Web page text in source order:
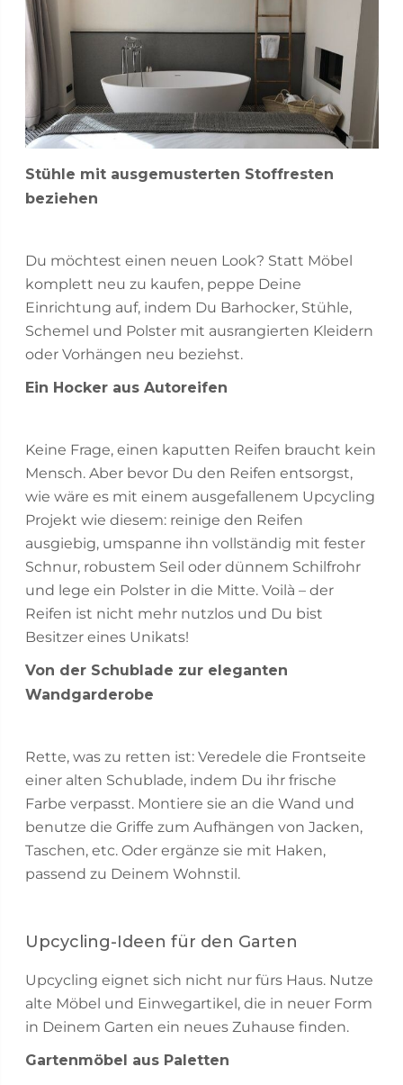
Stühle mit ausgemusterten Stoffresten
beziehen
Du möchtest einen neuen Look? Statt Möbel
komplett neu zu kaufen, peppe Deine
Einrichtung auf, indem Du Barhocker, Stühle,
Schemel und Polster mit ausrangierten Kleidern
oder Vorhängen neu beziehst.
Ein Hocker aus Autoreifen
Keine Frage, einen kaputten Reifen braucht kein
Mensch. Aber bevor Du den Reifen entsorgst,
wie wäre es mit einem ausgefallenem Upcycling
Projekt wie diesem: reinige den Reifen
ausgiebig, umspanne ihn vollständig mit fester
Schnur, robustem Seil oder dünnem Schilfrohr
und lege ein Polster in die Mitte. Voilà – der
Reifen ist nicht mehr nutzlos und Du bist
Besitzer eines Unikats!
Von der Schublade zur eleganten
Wandgarderobe
Rette, was zu retten ist: Veredele die Frontseite
einer alten Schublade, indem Du ihr frische
Farbe verpasst. Montiere sie an die Wand und
benutze die Griffe zum Aufhängen von Jacken,
Taschen, etc. Oder ergänze sie mit Haken,
passend zu Deinem Wohnstil.
Upcycling-Ideen für den Garten
Upcycling eignet sich nicht nur fürs Haus. Nutze
alte Möbel und Einwegartikel, die in neuer Form
in Deinem Garten ein neues Zuhause finden.
Gartenmöbel aus Paletten